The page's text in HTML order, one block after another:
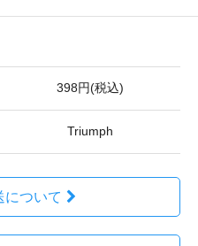
398円(税込)
Triumph
について